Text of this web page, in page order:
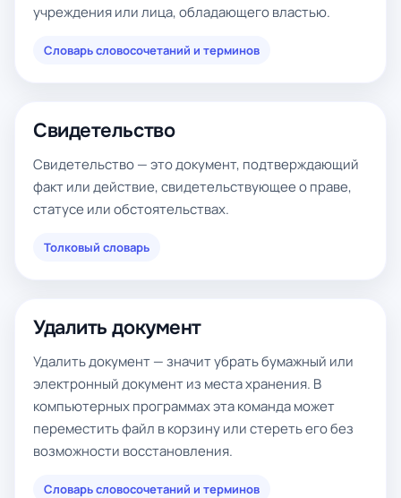
учреждения или лица, обладающего властью.
Словарь словосочетаний и терминов
Свидетельство
Свидетельство — это документ, подтверждающий
факт или действие, свидетельствующее о праве,
статусе или обстоятельствах.
Толковый словарь
Удалить документ
Удалить документ — значит убрать бумажный или
электронный документ из места хранения. В
компьютерных программах эта команда может
переместить файл в корзину или стереть его без
возможности восстановления.
Словарь словосочетаний и терминов